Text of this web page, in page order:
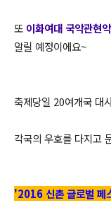
또 이화여대 국악관현
알릴 예정이에요~
축제당일 20여개국 대
각국의 우호를 다지고
'2016 신촌 글로벌 페